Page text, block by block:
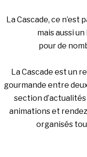
La Cascade, ce n’est
mais aussi
pour de
La Cascade est un
gourmande entre
section
animations et
organisés